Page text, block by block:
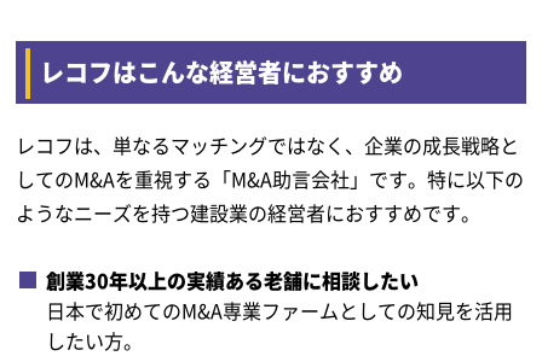
レコフはこんな経営者におすすめ
レコフは、単なるマッチングではなく、企業の成長戦略と
してのM&Aを重視する「M&A助言会社」です。特に以下の
ようなニーズを持つ建設業の経営者におすすめです。
創業30年以上の実績ある老舗に相談したい
日本で初めてのM&A専業ファームとしての知見を活用
したい方。